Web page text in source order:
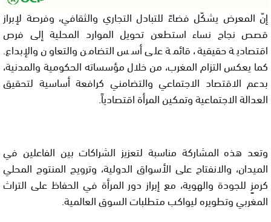
إنّ المعرض يشكّل فضاءً للتبادل التجاري والثقافي، وفرصة لإبراز
قصص نجاح نساء استطعن تحويل الموارد المحلية إلى فرص
اقتصادية حقيقية، قائمة على أسس التضامن والتعاون والإبداع.
كما يعكس التزام المغرب، من خلال مؤسساته الحكومية والمدنية،
بدعم الاقتصاد الاجتماعي والتضامني كرافعة أساسية لتحقيق
العدالة الاجتماعية وتمكين المرأة اقتصادياً.
وتعد هذه المشاركة مناسبة لتعزيز الشراكات بين الفاعلين في
الميدان، والانفتاح على الأسواق الدولية، وترويج المنتوج المحلي
كرمزٍ للجودة والهوية، مع إبراز دور المرأة في الحفاظ على التراث
المغربي وتطويره ليواكب متطلبات السوق العالمية.